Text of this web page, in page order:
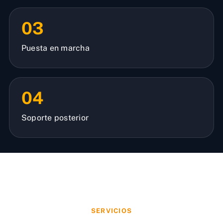
03
Puesta en marcha
04
Soporte posterior
SERVICIOS